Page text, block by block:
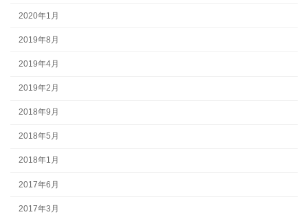
2020年1月
2019年8月
2019年4月
2019年2月
2018年9月
2018年5月
2018年1月
2017年6月
2017年3月